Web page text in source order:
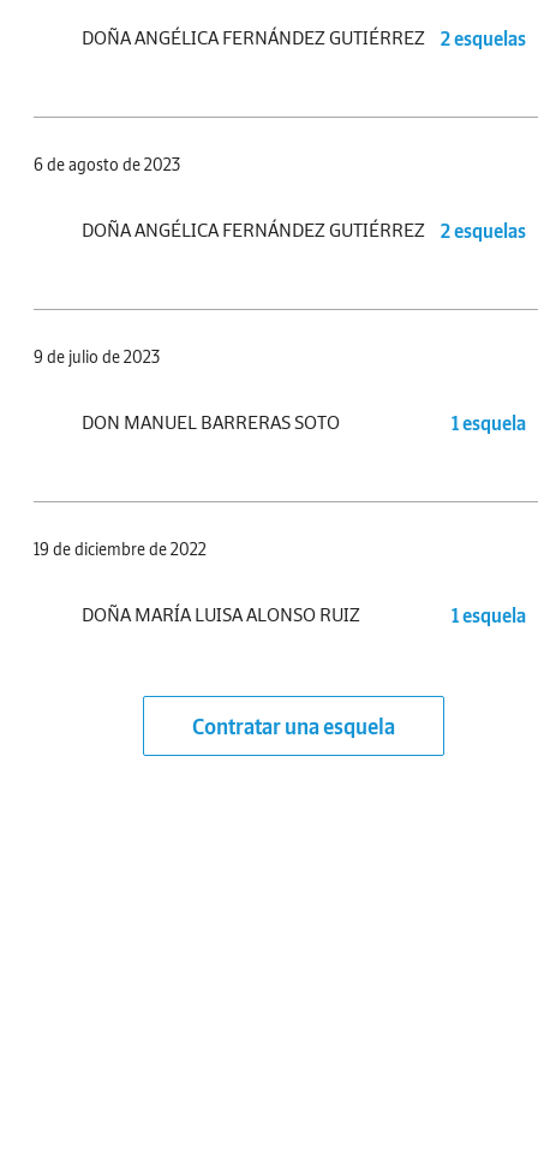
DOÑA ANGÉLICA FERNÁNDEZ GUTIÉRREZ 2 esquelas
6 de agosto de 2023
DOÑA ANGÉLICA FERNÁNDEZ GUTIÉRREZ 2 esquelas
9 de julio de 2023
DON MANUEL BARRERAS SOTO 1 esquela
19 de diciembre de 2022
DOÑA MARÍA LUISA ALONSO RUIZ 1 esquela
Contratar una esquela